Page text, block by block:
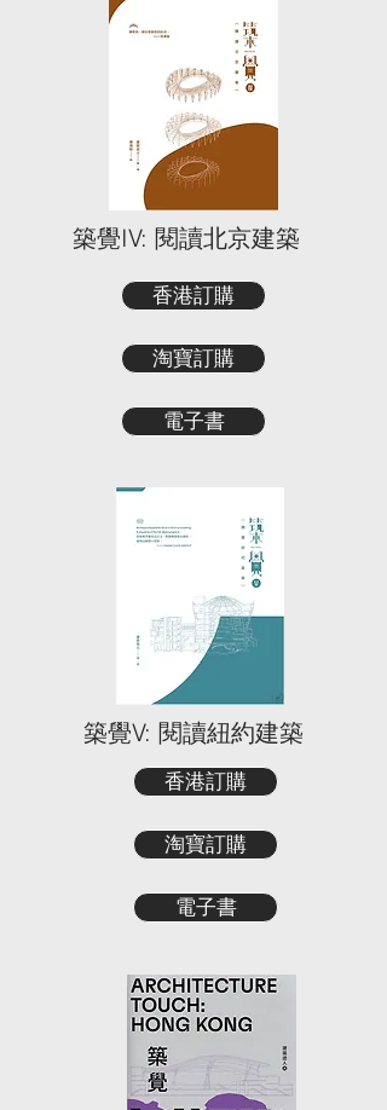
築覺IV: 閱讀北京建築
香港訂購
淘寶訂購
電子書
築覺V: 閱讀紐約建築
香港訂購
淘寶訂購
電子書